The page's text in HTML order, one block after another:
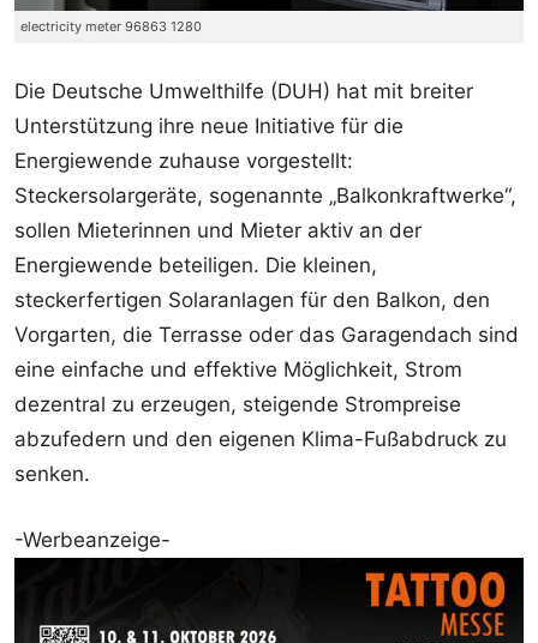
electricity meter 96863 1280
Die Deutsche Umwelthilfe (DUH) hat mit breiter
Unterstützung ihre neue Initiative für die
Energiewende zuhause vorgestellt:
Steckersolargeräte, sogenannte „Balkonkraftwerke“,
sollen Mieterinnen und Mieter aktiv an der
Energiewende beteiligen. Die kleinen,
steckerfertigen Solaranlagen für den Balkon, den
Vorgarten, die Terrasse oder das Garagendach sind
eine einfache und effektive Möglichkeit, Strom
dezentral zu erzeugen, steigende Strompreise
abzufedern und den eigenen Klima-Fußabdruck zu
senken.
-Werbeanzeige-